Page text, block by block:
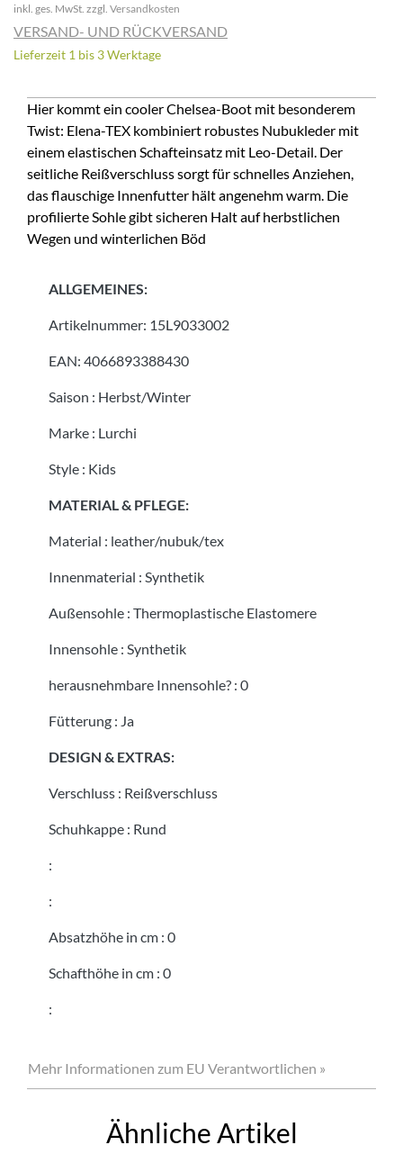
inkl. ges. MwSt. zzgl. Versandkosten
VERSAND- UND RÜCKVERSAND
Lieferzeit 1 bis 3 Werktage
Hier kommt ein cooler Chelsea-Boot mit besonderem
Twist: Elena-TEX kombiniert robustes Nubukleder mit
einem elastischen Schafteinsatz mit Leo-Detail. Der
seitliche Reißverschluss sorgt für schnelles Anziehen,
das flauschige Innenfutter hält angenehm warm. Die
profilierte Sohle gibt sicheren Halt auf herbstlichen
Wegen und winterlichen Böd
ALLGEMEINES:
Artikelnummer: 15L9033002
EAN: 4066893388430
Saison : Herbst/Winter
Marke : Lurchi
Style : Kids
MATERIAL & PFLEGE:
Material : leather/nubuk/tex
Innenmaterial : Synthetik
Außensohle : Thermoplastische Elastomere
Innensohle : Synthetik
herausnehmbare Innensohle? : 0
Fütterung : Ja
DESIGN & EXTRAS:
Verschluss : Reißverschluss
Schuhkappe : Rund
:
:
Absatzhöhe in cm : 0
Schafthöhe in cm : 0
:
Mehr Informationen zum EU Verantwortlichen »
Ähnliche Artikel